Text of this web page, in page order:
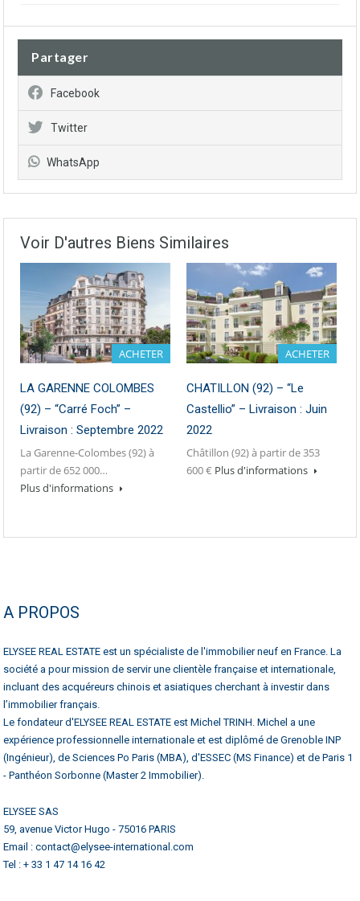
Partager
Facebook
Twitter
WhatsApp
Voir D'autres Biens Similaires
ACHETER
LA GARENNE COLOMBES
(92) – “Carré Foch” –
Livraison : Septembre 2022
La Garenne-Colombes (92) à
partir de 652 000…
Plus d'informations
ACHETER
CHATILLON (92) – “Le
Castellio” – Livraison : Juin
2022
Châtillon (92) à partir de 353
600 € Plus d'informations
A PROPOS
ELYSEE REAL ESTATE est un spécialiste de l'immobilier neuf en France. La
société a pour mission de servir une clientèle française et internationale,
incluant des acquéreurs chinois et asiatiques cherchant à investir dans
l’immobilier français.
Le fondateur d'ELYSEE REAL ESTATE est Michel TRINH. Michel a une
expérience professionnelle internationale et est diplômé de Grenoble INP
(Ingénieur), de Sciences Po Paris (MBA), d'ESSEC (MS Finance) et de Paris 1
- Panthéon Sorbonne (Master 2 Immobilier).
ELYSEE SAS
59, avenue Victor Hugo - 75016 PARIS
Email : contact@elysee-international.com
Tel : + 33 1 47 14 16 42